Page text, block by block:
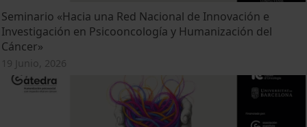
Seminario «Hacia una Red Nacional de Innovación e
Investigación en Psicooncología y Humanización del
Cáncer»
19 Junio, 2026